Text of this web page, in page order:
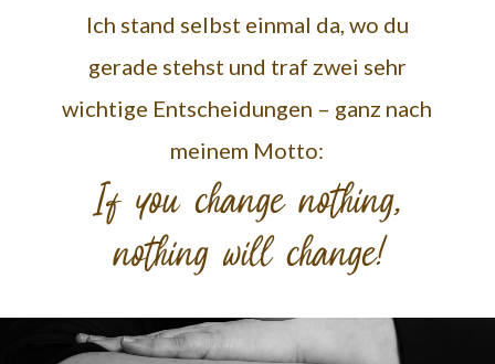
Ich stand selbst einmal da, wo du
gerade stehst und traf zwei sehr
wichtige Entscheidungen – ganz nach
meinem Motto:
If you change nothing,
nothing will change!